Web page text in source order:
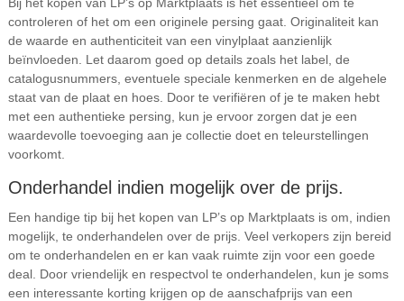
controleren of het om een originele persing gaat. Originaliteit kan
de waarde en authenticiteit van een vinylplaat aanzienlijk
beïnvloeden. Let daarom goed op details zoals het label, de
catalogusnummers, eventuele speciale kenmerken en de algehele
staat van de plaat en hoes. Door te verifiëren of je te maken hebt
met een authentieke persing, kun je ervoor zorgen dat je een
waardevolle toevoeging aan je collectie doet en teleurstellingen
voorkomt.
Onderhandel indien mogelijk over de prijs.
Een handige tip bij het kopen van LP’s op Marktplaats is om, indien
mogelijk, te onderhandelen over de prijs. Veel verkopers zijn bereid
om te onderhandelen en er kan vaak ruimte zijn voor een goede
deal. Door vriendelijk en respectvol te onderhandelen, kun je soms
een interessante korting krijgen op de aanschafprijs van een